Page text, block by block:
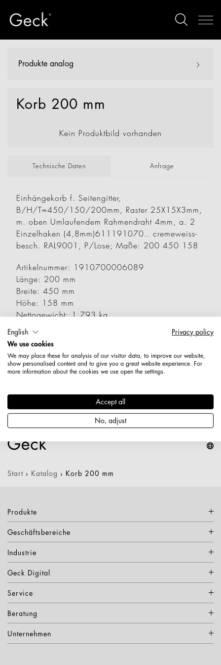
Produkte analog
Korb 200 mm
Kein Produktbild vorhanden
Technische Daten Anfrage
Einhängekorb f. Seitengitter,
B/H/T=450/150/200mm, Raster 25X15X3mm,
m. oben Umlaufendem Rahmendraht 4mm, a. 2
Einzelhaken (4,8mm)611191070.. cremeweiss-
besch. RAL9001, P/Lose; Maße: 200 450 158
Artikelnummer: 1910700006089
Länge: 200 mm
Breite: 450 mm
Höhe: 158 mm
Nettogewicht: 1,793 kg
Varianten
Artikelnummer Gewicht Länge
1910600006089 0,673 kg 200 mm
Start › Katalog › Korb 200 mm
Produkte
Geschäftsbereiche
Industrie
Geck Digital
Service
Beratung
Unternehmen
English
Privacy policy
We use cookies
We may place these for analysis of our visitor data, to improve our website,
show personalised content and to give you a great website experience. For
more information about the cookies we use open the settings.
Accept all
No, adjust